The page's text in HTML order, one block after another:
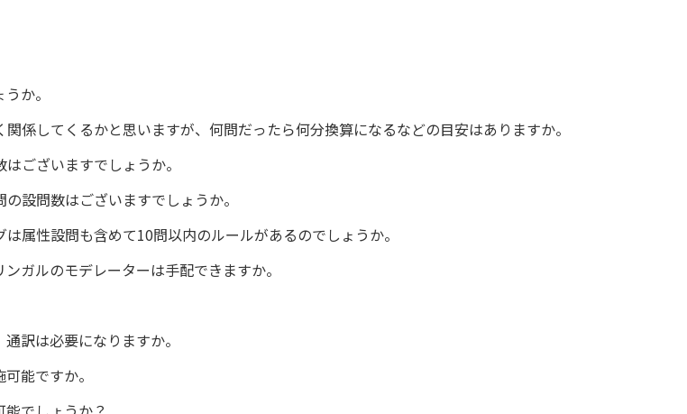
か。
係してくるかと思いますが、何問だったら何分換算になるなどの目安はありますか。
ございますでしょうか。
設問数はございますでしょうか。
属性設問も含めて10問以内のルールがあるのでしょうか。
ガルのモデレーターは手配できますか。
訳は必要になりますか。
能ですか。